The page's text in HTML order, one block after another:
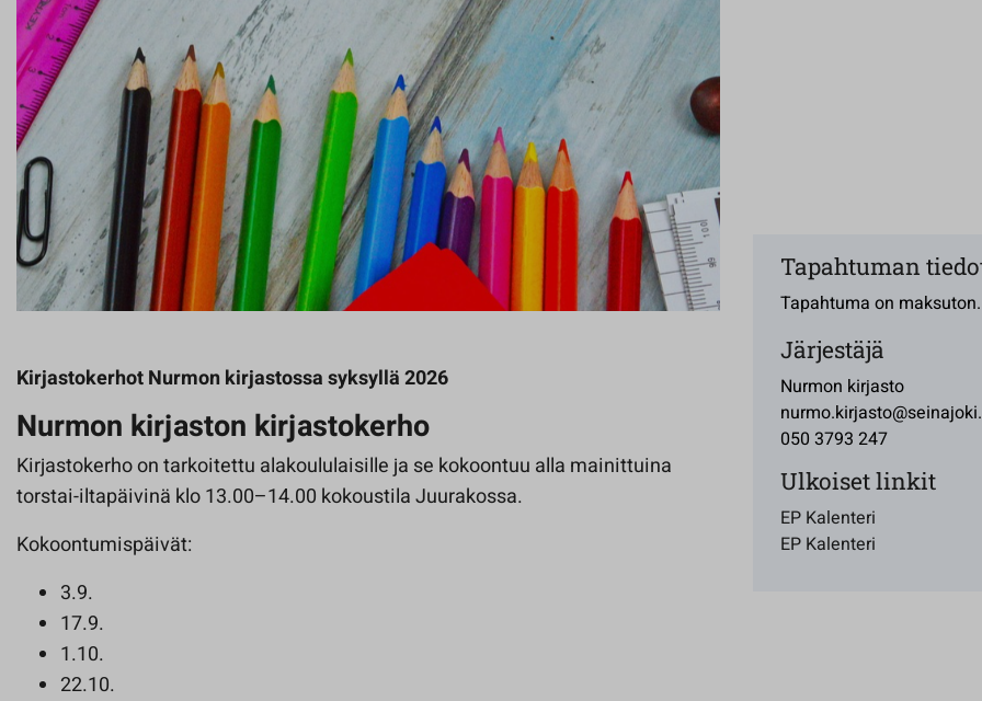
Kirjastokerhot Nurmon kirjastossa syksyllä 2026
Nurmon kirjaston kirjastokerho
Kirjastokerho on tarkoitettu alakoululaisille ja se kokoontuu alla mainittuina
torstai-iltapäivinä klo 13.00–14.00 kokoustila Juurakossa.
Kokoontumispäivät:
3.9.
17.9.
1.10.
22.10.
Tapahtuman
Tapahtuma on maksuton.
Järjestäjä
Nurmon kirjasto
050 3793 247
Ulkoiset linkit
EP Kalenteri
EP Kalenteri